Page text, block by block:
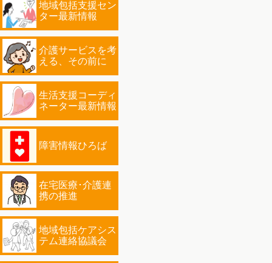
地域包括支援セン
ター最新情報
介護サービスを考
える、その前に
生活支援コーディ
ネーター最新情報
障害情報ひろば
在宅医療･介護連
携の推進
地域包括ケアシス
テム連絡協議会